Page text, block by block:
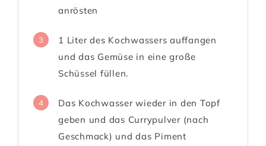
anrösten
3
1 Liter des Kochwassers auffangen
und das Gemüse in eine große
Schüssel füllen.
4
Das Kochwasser wieder in den Topf
geben und das Currypulver (nach
Geschmack) und das Piment